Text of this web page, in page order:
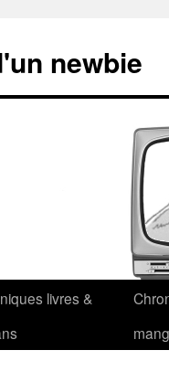
newbie
livres &